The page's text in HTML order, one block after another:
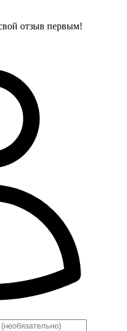
отзыв первым!